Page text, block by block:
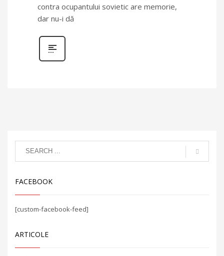
contra ocupantului sovietic are memorie,
dar nu-i dă
FACEBOOK
[custom-facebook-feed]
ARTICOLE